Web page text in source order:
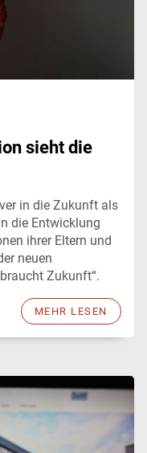
sieht die
in die Zukunft als
die Entwicklung
ihrer Eltern und
neuen
Zukunft“.
MEHR LESEN